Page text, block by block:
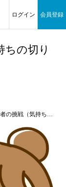
ログイン 会員登録
ちの切り
戦（気持ちの切り替え）